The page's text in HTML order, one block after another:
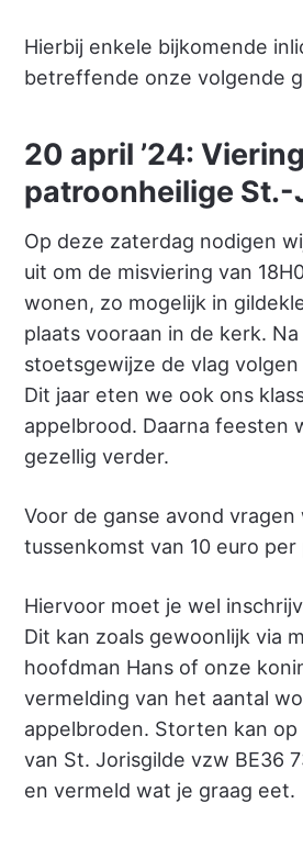
Hierbij enkele bijkomende
betreffende onze volgende
20 april ’24:
patroonheilige St.-
Op deze zaterdag nodigen
uit om de misviering van
wonen, zo mogelijk in
plaats vooraan in de kerk.
stoetsgewijze de vlag volgen
Dit jaar eten we ook ons
appelbrood. Daarna feesten
gezellig verder.
Voor de ganse avond vragen
tussenkomst van 10 euro per
Hiervoor moet je wel
Dit kan zoals gewoonlijk via
hoofdman Hans of onze
vermelding van het aantal
appelbroden. Storten kan
van St. Jorisgilde vzw BE36
en vermeld wat je graag eet.